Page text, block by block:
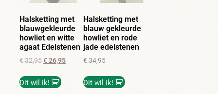
Halsketting met
blauwgekleurde
howliet en witte
agaat Edelstenen
€32,95€26,95
Dit wil ik!
Halsketting met
blauw gekleurde
howliet en rode
jade edelstenen
€ 34,95
Dit wil ik!